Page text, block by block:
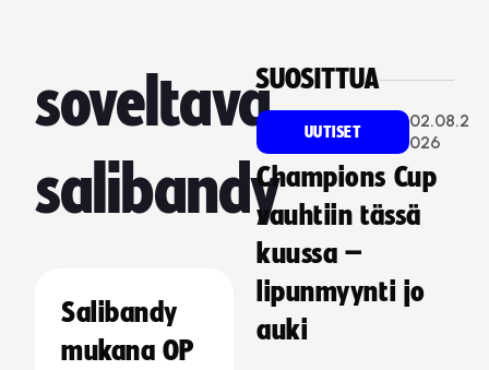
soveltava
salibandy
Salibandy
mukana OP
SUOSITTUA
UUTISET
02.08.2
026
Champions Cup
vauhtiin tässä
kuussa –
lipunmyynti jo
auki